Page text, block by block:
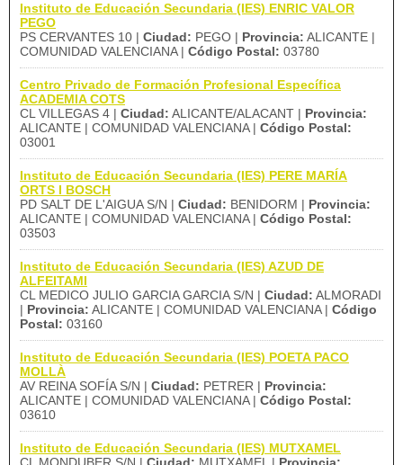
Instituto de Educación Secundaria (IES) ENRIC VALOR
PEGO
PS CERVANTES 10 | Ciudad: PEGO | Provincia: ALICANTE |
COMUNIDAD VALENCIANA | Código Postal: 03780
Centro Privado de Formación Profesional Específica
ACADEMIA COTS
CL VILLEGAS 4 | Ciudad: ALICANTE/ALACANT | Provincia:
ALICANTE | COMUNIDAD VALENCIANA | Código Postal:
03001
Instituto de Educación Secundaria (IES) PERE MARÍA
ORTS I BOSCH
PD SALT DE L'AIGUA S/N | Ciudad: BENIDORM | Provincia:
ALICANTE | COMUNIDAD VALENCIANA | Código Postal:
03503
Instituto de Educación Secundaria (IES) AZUD DE
ALFEITAMI
CL MEDICO JULIO GARCIA GARCIA S/N | Ciudad: ALMORADI
| Provincia: ALICANTE | COMUNIDAD VALENCIANA | Código
Postal: 03160
Instituto de Educación Secundaria (IES) POETA PACO
MOLLÀ
AV REINA SOFÍA S/N | Ciudad: PETRER | Provincia:
ALICANTE | COMUNIDAD VALENCIANA | Código Postal:
03610
Instituto de Educación Secundaria (IES) MUTXAMEL